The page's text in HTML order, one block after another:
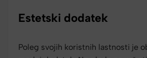
Estetski dodatek
Poleg svojih koristnih lastnosti je